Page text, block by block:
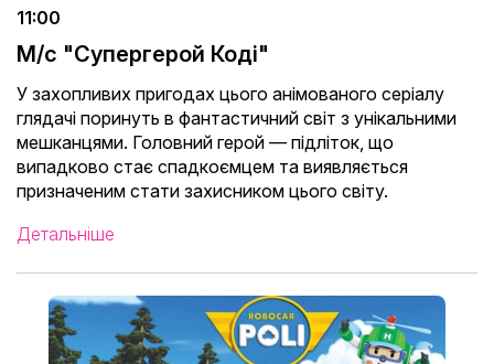
11:00
М/с "Супергерой Коді"
У захопливих пригодах цього анімованого серіалу
глядачі поринуть в фантастичний світ з унікальними
мешканцями. Головний герой — підліток, що
випадково стає спадкоємцем та виявляється
призначеним стати захисником цього світу.
Детальніше